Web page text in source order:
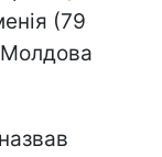
(79
Молдова